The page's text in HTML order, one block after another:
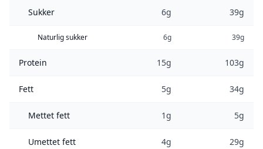
Sukker 6g 39g
Naturlig sukker 6g 39g
Protein 15g 103g
Fett 5g 34g
Mettet fett 1g 5g
Umettet fett 4g 29g